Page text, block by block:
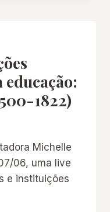
1822)
Michelle
06, uma live
e instituições